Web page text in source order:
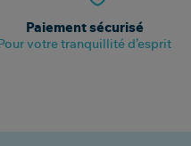
Paiement sécurisé
Pour votre tranquillité d’esprit